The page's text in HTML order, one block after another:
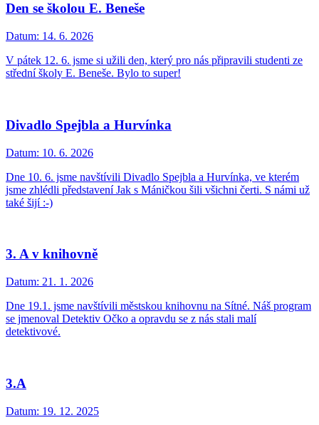
Den se školou E. Beneše
Datum: 14. 6. 2026
V pátek 12. 6. jsme si užili den, který pro nás připravili studenti ze
střední školy E. Beneše. Bylo to super!
Divadlo Spejbla a Hurvínka
Datum: 10. 6. 2026
Dne 10. 6. jsme navštívili Divadlo Spejbla a Hurvínka, ve kterém
jsme zhlédli představení Jak s Máničkou šili všichni čerti. S námi už
také šijí :-)
3. A v knihovně
Datum: 21. 1. 2026
Dne 19.1. jsme navštívili městskou knihovnu na Sítné. Náš program
se jmenoval Detektiv Očko a opravdu se z nás stali malí
detektivové.
3.A
Datum: 19. 12. 2025